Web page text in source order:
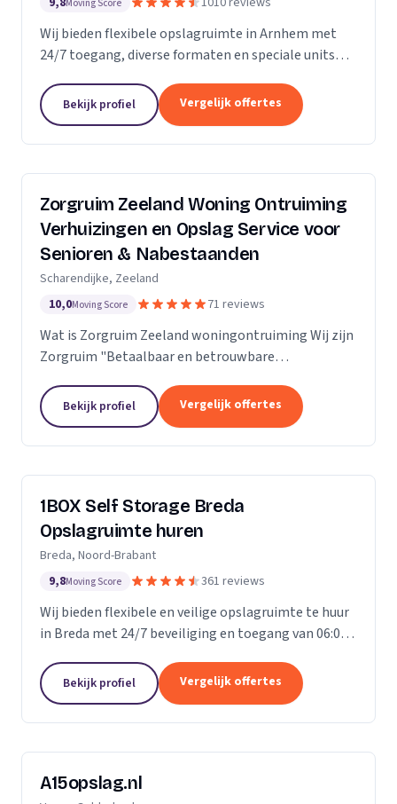
Moving Score
Wij bieden flexibele opslagruimte in Arnhem met
24/7 toegang, diverse formaten en speciale units
opslag.Bekijk profiel Vergelijk offertes
Zorgruim Zeeland Woning Ontruiming
Verhuizingen en Opslag Service voor
Senioren & Nabestaanden
Scharendijke, Zeeland
10,0Moving Score 71 reviews
Wat is Zorgruim Zeeland woningontruiming Wij zijn
Zorgruim "Betaalbaar en betrouwbare
kleine verhuizingen.” Onze Kwaliteit is namelijk zo
ongelofelijk...
Bekijk profiel Vergelijk offertes
1BOX Self Storage Breda
Opslagruimte huren
Breda, Noord-Brabant
9,8Moving Score 361 reviews
Wij bieden flexibele en veilige opslagruimte te huur
in Breda met 24/7 beveiliging en toegang van 06:00
Bekijk profiel Vergelijk offertes
A15opslag.nl